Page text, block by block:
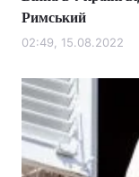
Римський
02:49, 15.08.2022